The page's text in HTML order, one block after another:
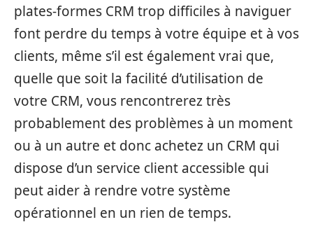
plates-formes CRM trop difficiles à naviguer
font perdre du temps à votre équipe et à vos
clients, même s’il est également vrai que,
quelle que soit la facilité d’utilisation de
votre CRM, vous rencontrerez très
probablement des problèmes à un moment
ou à un autre et donc achetez un CRM qui
dispose d’un service client accessible qui
peut aider à rendre votre système
opérationnel en un rien de temps.